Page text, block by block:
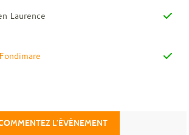
Laurence
L’ÉVÈNEMENT